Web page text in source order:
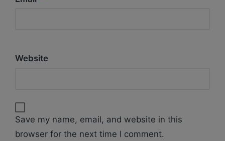
Website
Save my name, email, and website in this
browser for the next time I comment.